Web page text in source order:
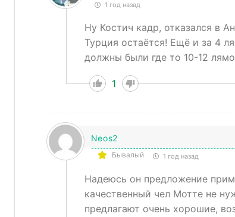
1 год назад
Ну Костич кадр, отказался в
Турция остаётся! Ещё и за 4
должны были где то 10-12
1
Neos2
Бывалый 1 год назад
Надеюсь он предложение
качественный чел Мотте не
предлагают очень хорошие,